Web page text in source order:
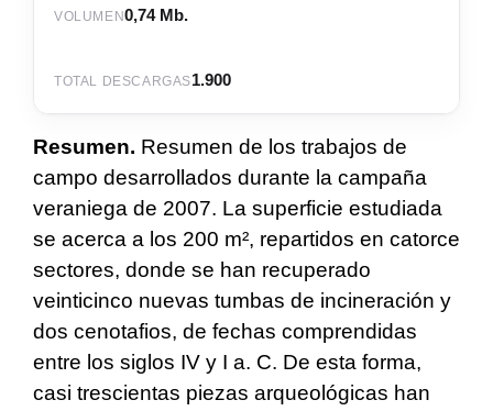
VOLUMEN0,74 Mb.
TOTAL DESCARGAS1.900
Resumen. Resumen de los trabajos de
campo desarrollados durante la campaña
veraniega de 2007. La superficie estudiada
se acerca a los 200 m², repartidos en catorce
sectores, donde se han recuperado
veinticinco nuevas tumbas de incineración y
dos cenotafios, de fechas comprendidas
entre los siglos IV y I a. C. De esta forma,
casi trescientas piezas arqueológicas han